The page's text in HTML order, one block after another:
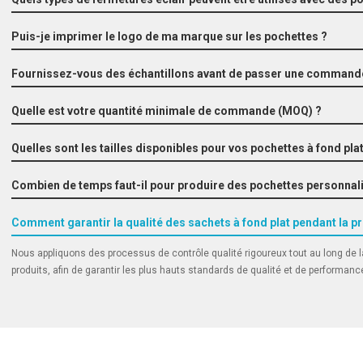
Puis-je imprimer le logo de ma marque sur les pochettes ?
Fournissez-vous des échantillons avant de passer une
Quelle est votre quantité minimale de commande (MOQ) ?
Quelles sont les tailles disponibles pour vos pochettes à fond
Combien de temps faut-il pour produire des pochettes
Comment garantir la qualité des sachets à fond plat pendant la
Nous appliquons des processus de contrôle qualité rigoureux tout au long
produits, afin de garantir les plus hauts standards de qualité et de